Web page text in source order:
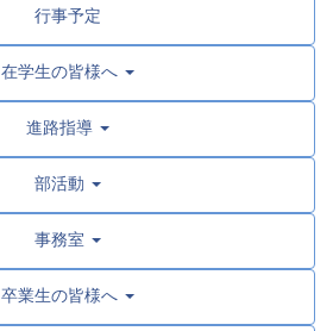
行事予定
在学生の皆様へ
進路指導
部活動
事務室
卒業生の皆様へ